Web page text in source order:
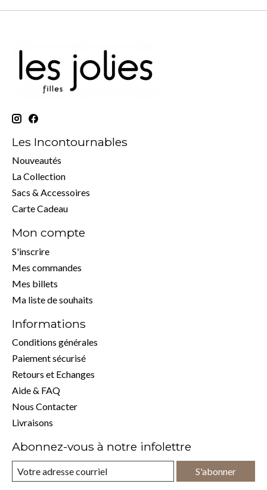
Les Incontournables
Nouveautés
La Collection
Sacs & Accessoires
Carte Cadeau
Mon compte
S'inscrire
Mes commandes
Mes billets
Ma liste de souhaits
Informations
Conditions générales
Paiement sécurisé
Retours et Echanges
Aide & FAQ
Nous Contacter
Livraisons
Abonnez-vous à notre infolettre
S'abonner